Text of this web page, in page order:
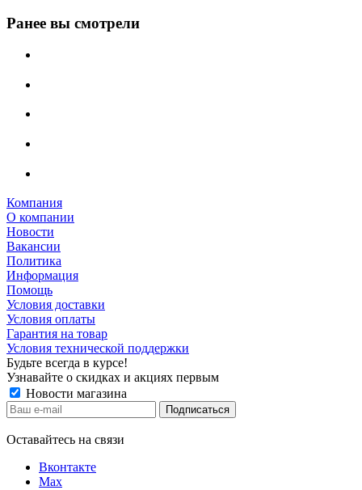
Ранее вы смотрели
Компания
О компании
Новости
Вакансии
Политика
Информация
Помощь
Условия доставки
Условия оплаты
Гарантия на товар
Условия технической поддержки
Будьте всегда в курсе!
Узнавайте о скидках и акциях первым
Новости магазина
Оставайтесь на связи
Вконтакте
Max